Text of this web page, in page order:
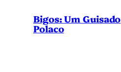
Bigos: Um Guisado
Polaco